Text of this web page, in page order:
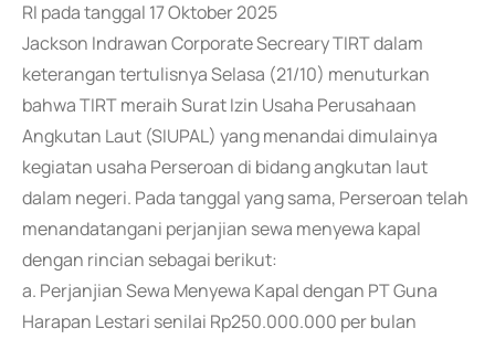
RI pada tanggal 17 Oktober 2025
Jackson Indrawan Corporate Secreary TIRT dalam
keterangan tertulisnya Selasa (21/10) menuturkan
bahwa TIRT meraih Surat Izin Usaha Perusahaan
Angkutan Laut (SIUPAL) yang menandai dimulainya
kegiatan usaha Perseroan di bidang angkutan laut
dalam negeri. Pada tanggal yang sama, Perseroan telah
menandatangani perjanjian sewa menyewa kapal
dengan rincian sebagai berikut:
a. Perjanjian Sewa Menyewa Kapal dengan PT Guna
Harapan Lestari senilai Rp250.000.000 per bulan